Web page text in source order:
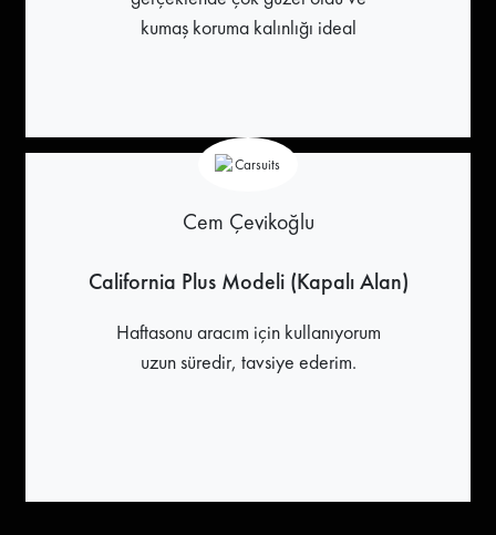
kumaş koruma kalınlığı ideal
Cem Çevikoğlu
California Plus Modeli (Kapalı Alan)
Haftasonu aracım için kullanıyorum
uzun süredir, tavsiye ederim.